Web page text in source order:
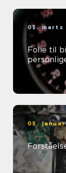
05. marts
Folie til
05.